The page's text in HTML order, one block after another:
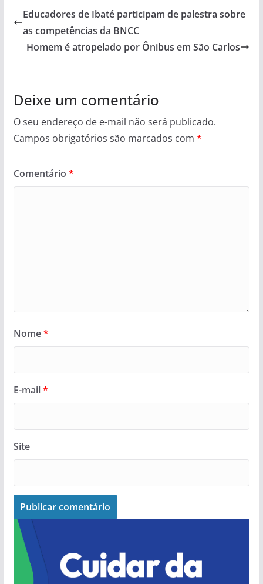
Educadores de Ibaté participam de palestra sobre
as competências da BNCC
Homem é atropelado por Ônibus em São Carlos
Deixe um comentário
O seu endereço de e-mail não será publicado.
Campos obrigatórios são marcados com *
Comentário *
Nome*
E-mail*
Site